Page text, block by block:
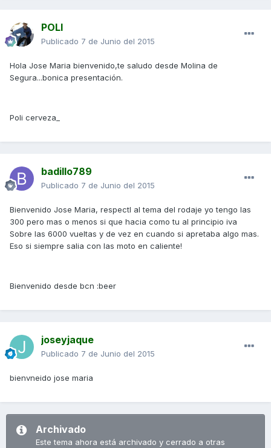
POLI
Publicado 7 de Junio del 2015
Hola Jose Maria bienvenido,te saludo desde Molina de
Segura...bonica presentación.
Poli cerveza_
badillo789
Publicado 7 de Junio del 2015
Bienvenido Jose Maria, respectl al tema del rodaje yo tengo las
300 pero mas o menos si que hacia como tu al principio iva
Sobre las 6000 vueltas y de vez en cuando si apretaba algo mas.
Eso si siempre salia con las moto en caliente!
Bienvenido desde bcn :beer
joseyjaque
Publicado 7 de Junio del 2015
bienvneido jose maria
Archivado
Este tema ahora está archivado y cerrado a otras